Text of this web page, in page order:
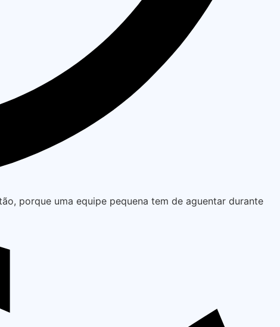
porque uma equipe pequena tem de aguentar durante